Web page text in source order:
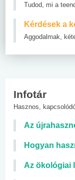
Tudod, mi a
Kérdések a
Aggodalmak,
Infotár
Hasznos,
Az
Hogyan
Az ökológiai